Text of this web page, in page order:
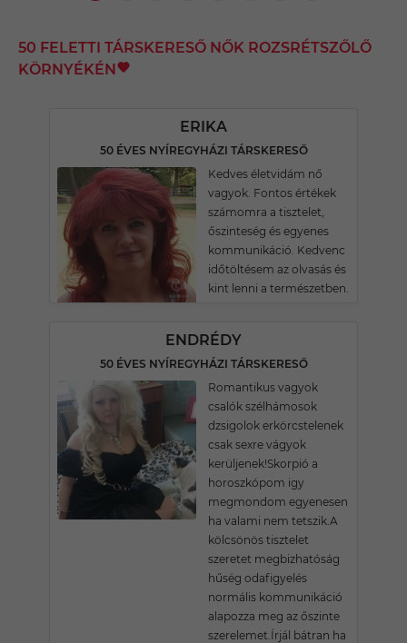
50 FELETTI TÁRSKERESŐ NŐK ROZSRÉTSZŐLŐ
KÖRNYÉKÉN
ERIKA
50 ÉVES NYÍREGYHÁZI TÁRSKERESŐ
Kedves életvidám nő
vagyok. Fontos értékek
számomra a tisztelet,
őszinteség és egyenes
kommunikáció. Kedvenc
időtöltésem az olvasás és
kint lenni a természetben.
ENDRÉDY
50 ÉVES NYÍREGYHÁZI TÁRSKERESŐ
Romantikus vagyok
csalók szélhámosok
dzsigolok erkörcstelenek
csak sexre vágyok
kerüljenek!Skorpió a
horoszkópom igy
megmondom egyenesen
ha valami nem tetszik.A
kölcsönös tisztelet
szeretet megbizhatóság
hűség odafigyelés
normális kommunikáció
alapozza meg az őszinte
szerelemet.Írjál bátran ha